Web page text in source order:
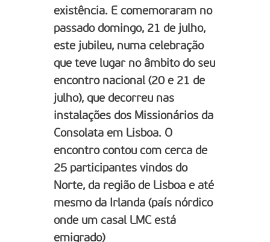
existência. E comemoraram no
passado domingo, 21 de julho,
este jubileu, numa celebração
que teve lugar no âmbito do seu
encontro nacional (20 e 21 de
julho), que decorreu nas
instalações dos Missionários da
Consolata em Lisboa. O
encontro contou com cerca de
25 participantes vindos do
Norte, da região de Lisboa e até
mesmo da Irlanda (país nórdico
onde um casal LMC está
emigrado)